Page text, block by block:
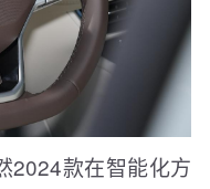
2024款在智能化方